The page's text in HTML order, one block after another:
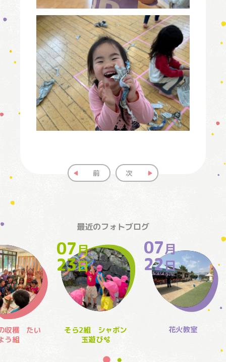
前 次
最近のフォトブログ
収穫 たい
う組
07月
23日
そら2組 シャボン
玉遊び🫧
07月
22日
花火教室